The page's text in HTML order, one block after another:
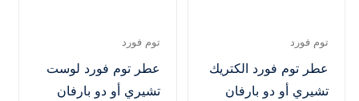
توم فورد
عطر توم فورد الكتريك
تشيري أو دو بارفان
توم فورد
عطر توم فورد لوست
تشيري أو دو بارفان